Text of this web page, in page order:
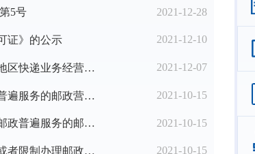
5号 2021-12-28
证》的公示 2021-12-10
国家邮政局办公室关于进一步优化农村地区快递业务经营许可工作的通知 2021-12-07
2021年第三季度邮政企业设置提供邮政普遍服务的邮政营业场所备案名单 2021-10-15
2021年第三季度准予邮政企业撤销提供邮政普遍服务的邮政营业场所名单 2021-10-15
2021年第三季度准予邮政企业停止办理或者限制办理邮政普遍服务和特殊服务业务的邮政营业场所名单 2021-10-15